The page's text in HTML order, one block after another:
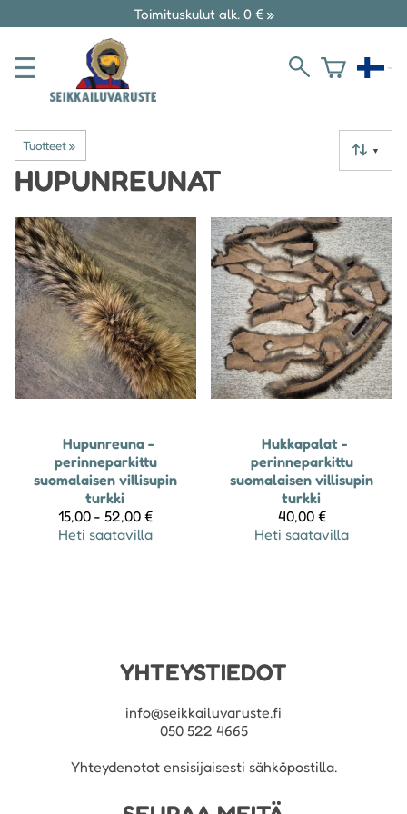
Toimituskulut alk. 0 € »
Tuotteet‪» ▼
HUPUNREUNAT
Hupunreuna -
perinneparkittu
suomalaisen villisupin
turkki
15,00 - 52,00 €
Heti saatavilla
Hukkapalat -
perinneparkittu
suomalaisen villisupin
turkki
40,00 €
Heti saatavilla
YHTEYSTIEDOT
info@seikkailuvaruste.fi
050 522 4665
Yhteydenotot ensisijaisesti sähköpostilla.